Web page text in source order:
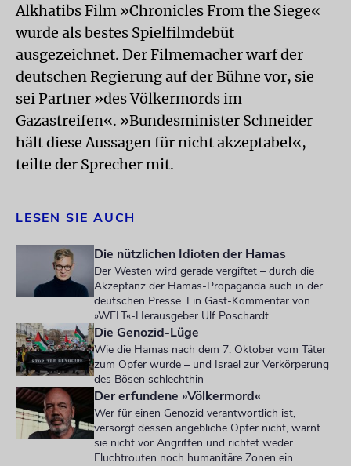
Alkhatibs Film »Chronicles From the Siege«
wurde als bestes Spielfilmdebüt
ausgezeichnet. Der Filmemacher warf der
deutschen Regierung auf der Bühne vor, sie
sei Partner »des Völkermords im
Gazastreifen«. »Bundesminister Schneider
hält diese Aussagen für nicht akzeptabel«,
teilte der Sprecher mit.
LESEN SIE AUCH
Die nützlichen Idioten der Hamas
Der Westen wird gerade vergiftet – durch die
Akzeptanz der Hamas-Propaganda auch in der
deutschen Presse. Ein Gast-Kommentar von
»WELT«-Herausgeber Ulf Poschardt
Die Genozid-Lüge
Wie die Hamas nach dem 7. Oktober vom Täter
zum Opfer wurde – und Israel zur Verkörperung
des Bösen schlechthin
Der erfundene »Völkermord«
Wer für einen Genozid verantwortlich ist,
versorgt dessen angebliche Opfer nicht, warnt
sie nicht vor Angriffen und richtet weder
Fluchtrouten noch humanitäre Zonen ein